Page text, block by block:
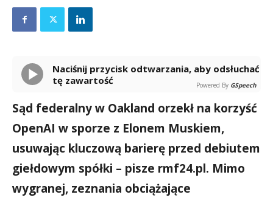
Naciśnij przycisk odtwarzania, aby odsłuchać
tę zawartość
Powered By GSpeech
Sąd federalny w Oakland orzekł na korzyść
OpenAI w sporze z Elonem Muskiem,
usuwając kluczową barierę przed debiutem
giełdowym spółki – pisze rmf24.pl. Mimo
wygranej, zeznania obciążające